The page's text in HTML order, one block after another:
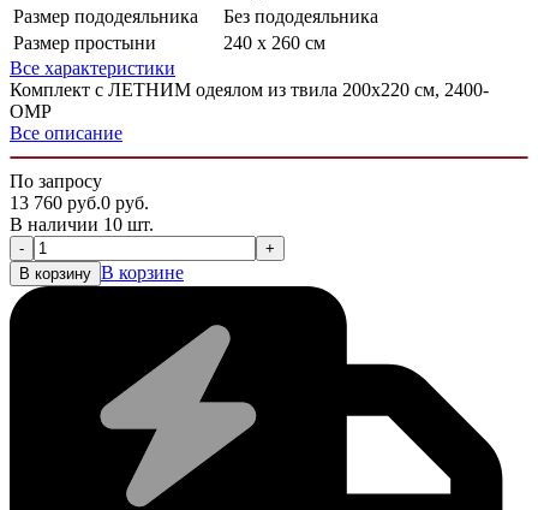
Размер пододеяльника
Без пододеяльника
Размер простыни
240 х 260 см
Все характеристики
Комплект с ЛЕТНИМ одеялом из твила 200х220 см, 2400-
OMP
Все описание
По запросу
13 760 руб.0 руб.
В наличии 10 шт.
-
+
В корзину В корзине